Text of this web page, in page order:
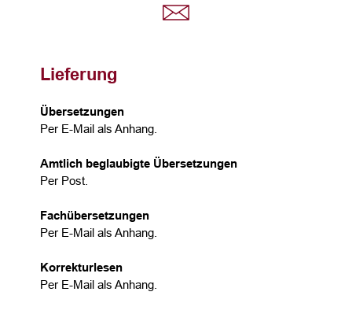
Lieferung
Übersetzungen
Per E-Mail als Anhang.
Amtlich beglaubigte Übersetzungen
Per Post.
Fachübersetzungen
Per E-Mail als Anhang.
Korrekturlesen
Per E-Mail als Anhang.